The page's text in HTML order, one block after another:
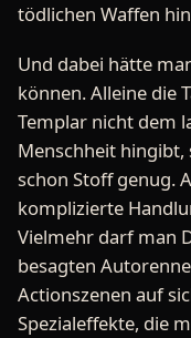
tödlichen Waffen
Und dabei hätte
können. Alleine die
Templar nicht dem
Menschheit
schon Stoff genug.
komplizierte
Vielmehr darf man
besagten
Actionszenen auf
Spezialeffekte, die